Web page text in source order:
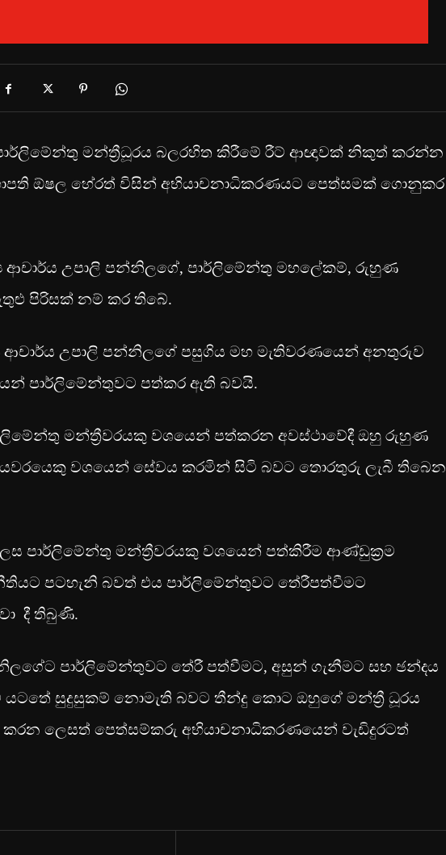
මන්ත්‍රීධූරය බලරහිත කිරීමේ රීට් ආඥාවක් නිකුත් කරන්න
ඕෂල හේරත් විසින් අභියාචනාධිකරණයට පෙත්සමක් ගොනුකර
ආචාර්ය උපාලි පන්නිලගේ, පාර්ලිමේන්තු මහලේකම්, රුහුණ
පිරිසක් නම් කර තිබේ.
උපාලි පන්නිලගේ පසුගිය මහ මැතිවරණයෙන් අනතුරුව
පාර්ලිමේන්තුවට පත්කර ඇති බවයි.
මන්ත්‍රීවරයකු වශයෙන් පත්කරන අවස්ථාවේදී ඔහු රුහුණ
වශයෙන් සේවය කරමින් සිටි බවට තොරතුරු ලැබී තිබෙන
පාර්ලිමේන්තු මන්ත්‍රීවරයකු වශයෙන් පත්කිරීම ආණ්ඩුක්‍රම
පටහැනි බවත් එය පාර්ලිමේන්තුවට තේරීපත්වීමට
දී තිබුණි.
පාර්ලිමේන්තුවට තේරී පත්වීමට, අසුන් ගැනීමට සහ ඡන්දය
යටතේ සුදුසුකම් නොමැති බවට තීන්දු කොට ඔහුගේ මන්ත්‍රී ධූරය
ලෙසත් පෙත්සම්කරු අභියාචනාධිකරණයෙන් වැඩිදුරටත්